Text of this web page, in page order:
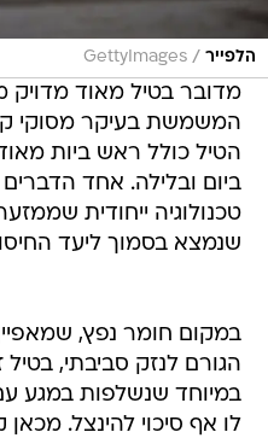
הלפייר /
GettyImages
מדובר בטיל מאוד מדויק
המשמשת בעיקר מסוקי
הטיל כולל ראש ביות
ביום ובלילה. אחד
טכנולוגיה ייחודית
שנמצא בסמוך ליעד
במקום חומר נפץ,
הגורם לנזק סביבתי,
במיוחד שנשלפות במגע
לו אף סיכוי להינצל.